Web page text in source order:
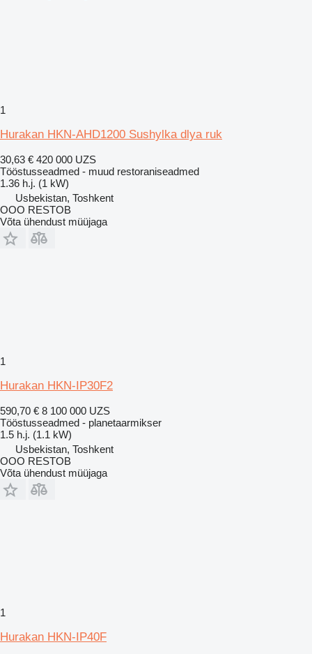
1
Hurakan HKN-AHD1200 Sushylka dlya ruk
30,63 € 420 000 UZS
Tööstusseadmed - muud restoraniseadmed
1.36 h.j. (1 kW)
Usbekistan, Toshkent
OOO RESTOB
Võta ühendust müüjaga
1
Hurakan HKN-IP30F2
590,70 € 8 100 000 UZS
Tööstusseadmed - planetaarmikser
1.5 h.j. (1.1 kW)
Usbekistan, Toshkent
OOO RESTOB
Võta ühendust müüjaga
1
Hurakan HKN-IP40F